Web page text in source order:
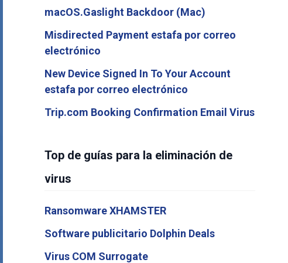
macOS.Gaslight Backdoor (Mac)
Misdirected Payment estafa por correo
electrónico
New Device Signed In To Your Account
estafa por correo electrónico
Trip.com Booking Confirmation Email Virus
Top de guías para la eliminación de
virus
Ransomware XHAMSTER
Software publicitario Dolphin Deals
Virus COM Surrogate